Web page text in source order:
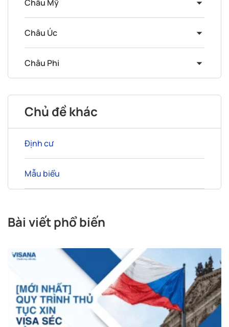
Châu Mỹ
Châu Úc
Châu Phi
Chủ đề khác
Định cư
Mẫu biểu
Bài viết phổ biến